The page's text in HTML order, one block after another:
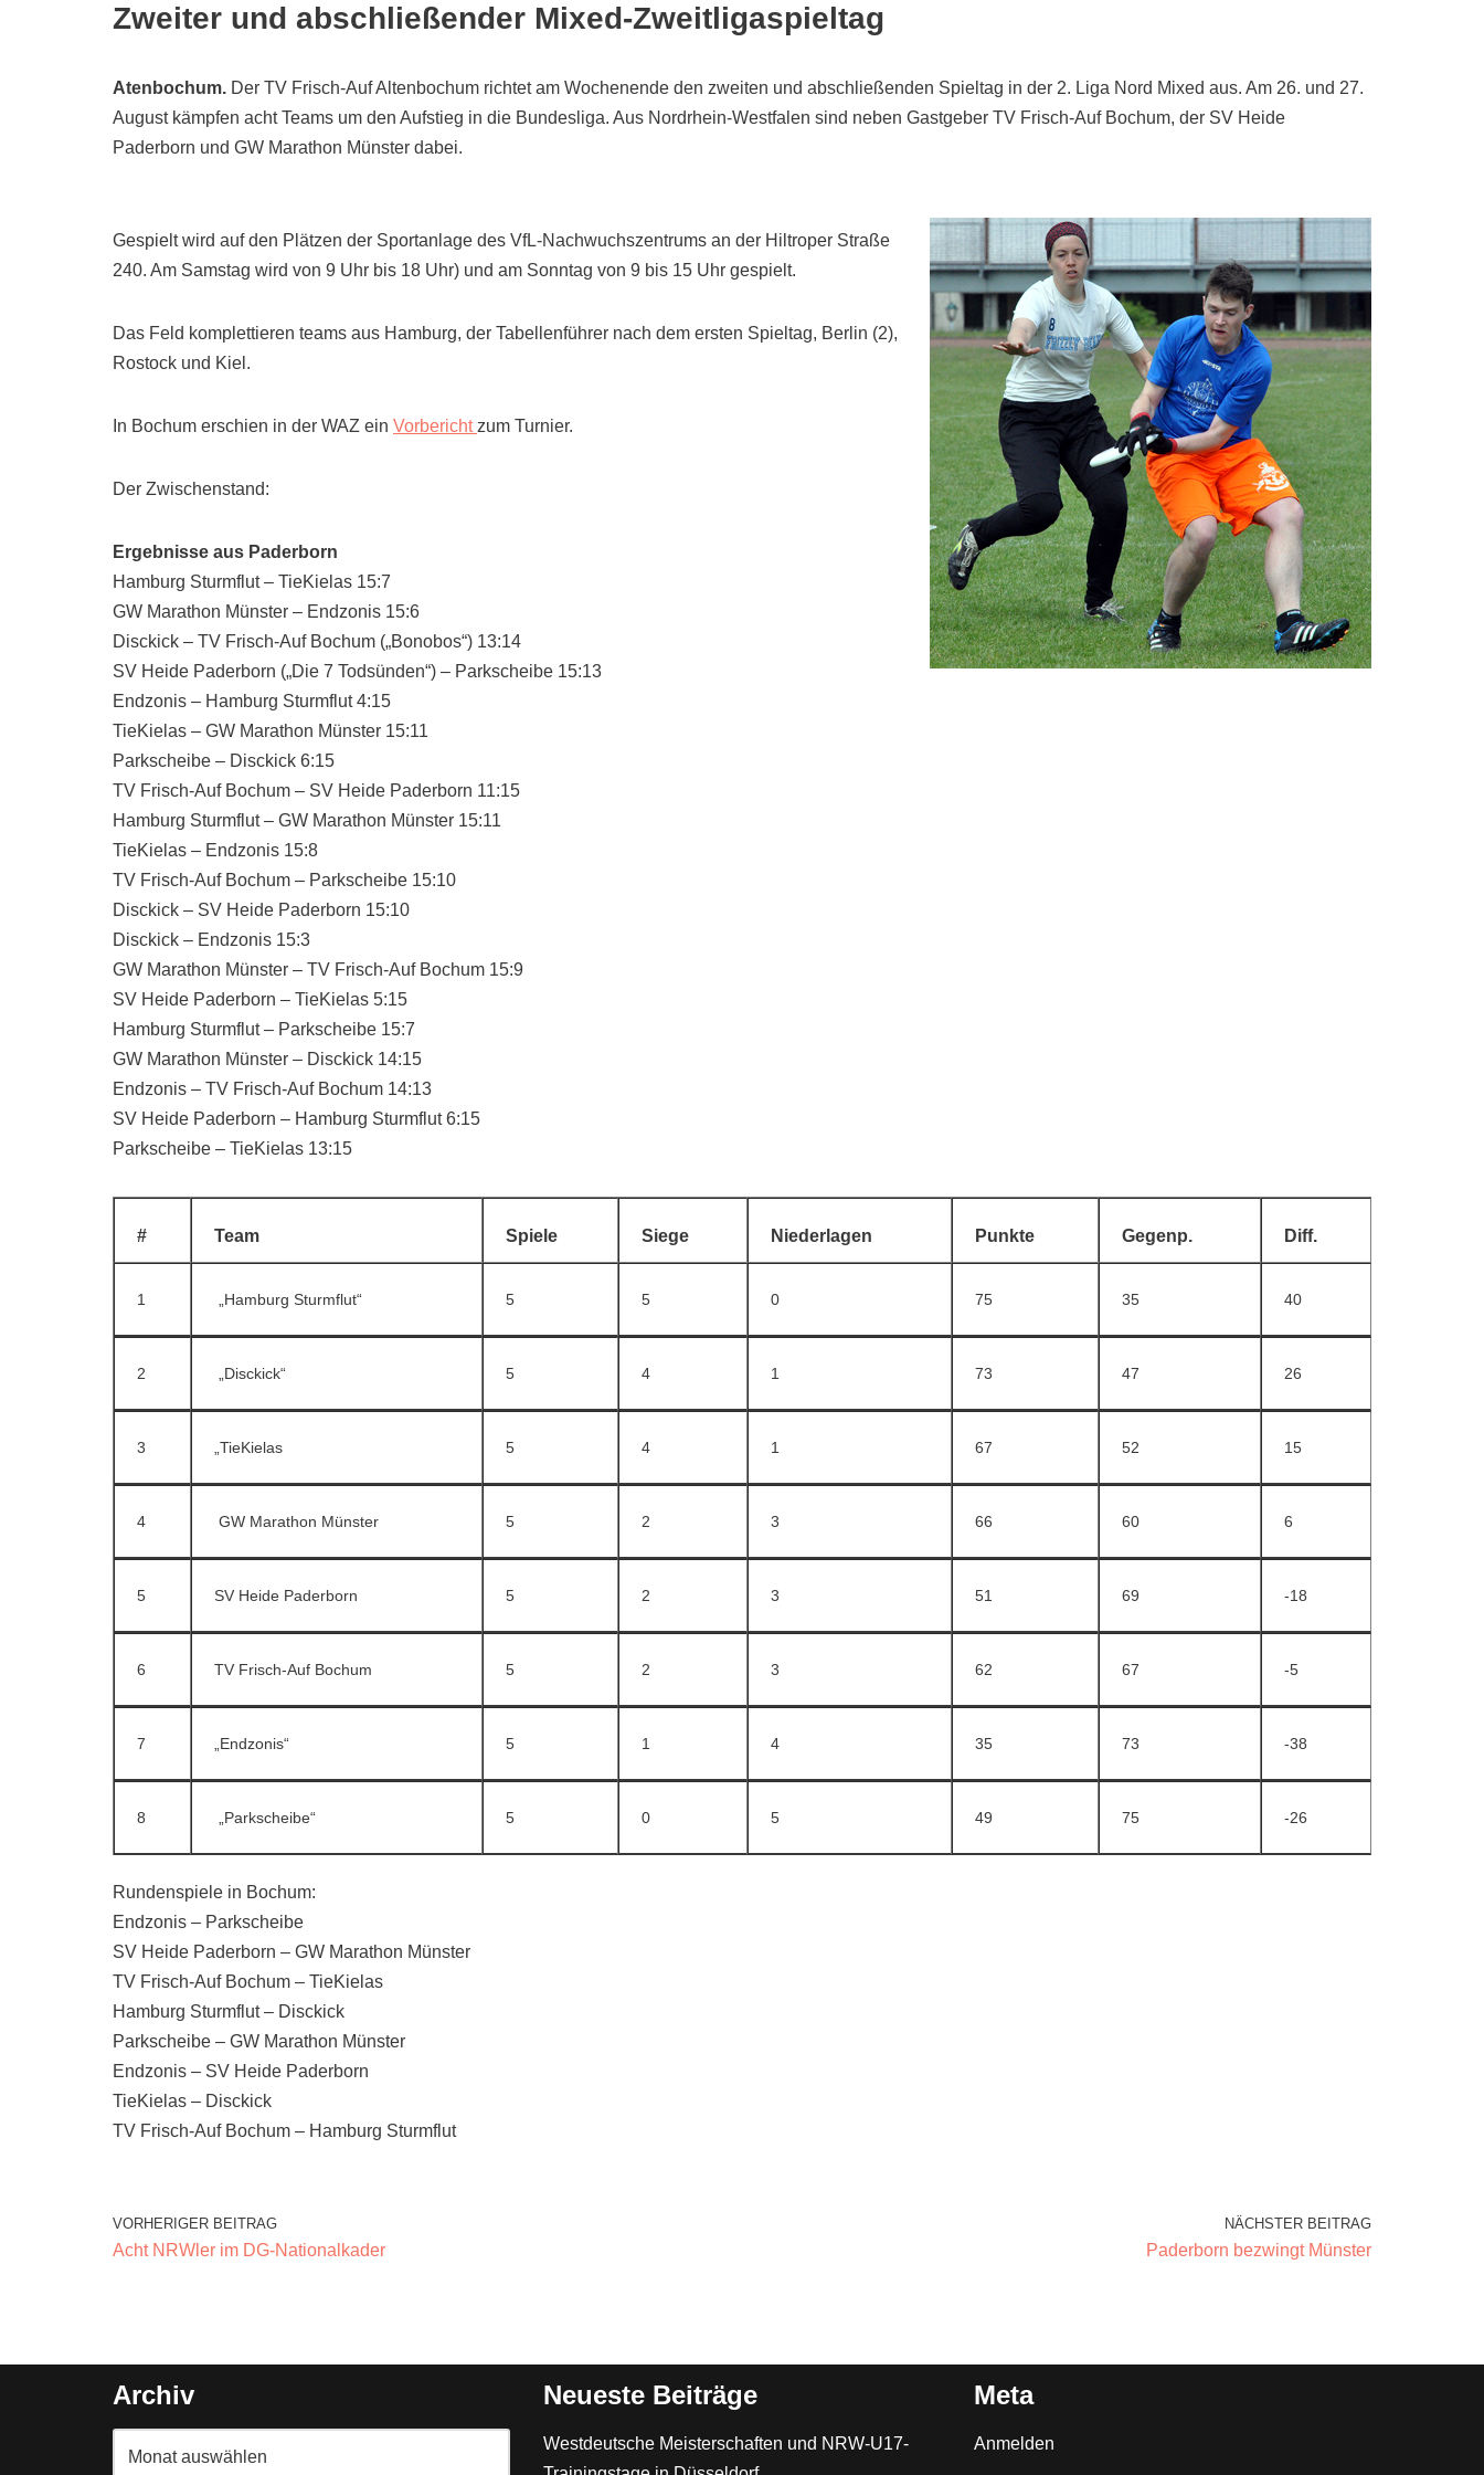
Zweiter und abschließender Mixed-Zweitligaspieltag
Atenbochum. Der TV Frisch-Auf Altenbochum richtet am Wochenende den zweiten und abschließenden Spieltag in der 2. Liga Nord Mixed aus. Am 26. und 27.
August kämpfen acht Teams um den Aufstieg in die Bundesliga. Aus Nordrhein-Westfalen sind neben Gastgeber TV Frisch-Auf Bochum, der SV Heide
Paderborn und GW Marathon Münster dabei.
Gespielt wird auf den Plätzen der Sportanlage des VfL-Nachwuchszentrums an der Hiltroper Straße
240. Am Samstag wird von 9 Uhr bis 18 Uhr) und am Sonntag von 9 bis 15 Uhr gespielt.
Das Feld komplettieren teams aus Hamburg, der Tabellenführer nach dem ersten Spieltag, Berlin (2),
Rostock und Kiel.
In Bochum erschien in der WAZ ein Vorbericht zum Turnier.
Der Zwischenstand:
Ergebnisse aus Paderborn
Hamburg Sturmflut – TieKielas 15:7
GW Marathon Münster – Endzonis 15:6
Disckick – TV Frisch-Auf Bochum („Bonobos“) 13:14
SV Heide Paderborn („Die 7 Todsünden“) – Parkscheibe 15:13
Endzonis – Hamburg Sturmflut 4:15
TieKielas – GW Marathon Münster 15:11
Parkscheibe – Disckick 6:15
TV Frisch-Auf Bochum – SV Heide Paderborn 11:15
Hamburg Sturmflut – GW Marathon Münster 15:11
TieKielas – Endzonis 15:8
TV Frisch-Auf Bochum – Parkscheibe 15:10
Disckick – SV Heide Paderborn 15:10
Disckick – Endzonis 15:3
GW Marathon Münster – TV Frisch-Auf Bochum 15:9
SV Heide Paderborn – TieKielas 5:15
Hamburg Sturmflut – Parkscheibe 15:7
GW Marathon Münster – Disckick 14:15
Endzonis – TV Frisch-Auf Bochum 14:13
SV Heide Paderborn – Hamburg Sturmflut 6:15
Parkscheibe – TieKielas 13:15
# Team Spiele Siege Niederlagen Punkte Gegenp. Diff.
1 „Hamburg Sturmflut“ 5 5 0 75 35 40
2 „Disckick“ 5 4 1 73 47 26
3 „TieKielas 5 4 1 67 52 15
4 GW Marathon Münster 5 2 3 66 60 6
5 SV Heide Paderborn 5 2 3 51 69 -18
6 TV Frisch-Auf Bochum 5 2 3 62 67 -5
7 „Endzonis“ 5 1 4 35 73 -38
8 „Parkscheibe“ 5 0 5 49 75 -26
Rundenspiele in Bochum:
Endzonis – Parkscheibe
SV Heide Paderborn – GW Marathon Münster
TV Frisch-Auf Bochum – TieKielas
Hamburg Sturmflut – Disckick
Parkscheibe – GW Marathon Münster
Endzonis – SV Heide Paderborn
TieKielas – Disckick
TV Frisch-Auf Bochum – Hamburg Sturmflut
VORHERIGER BEITRAG
Acht NRWler im DG-Nationalkader
NÄCHSTER BEITRAG
Paderborn bezwingt Münster
Archiv Neueste Beiträge
Westdeutsche Meisterschaften und NRW-U17-
Meta
Anmelden